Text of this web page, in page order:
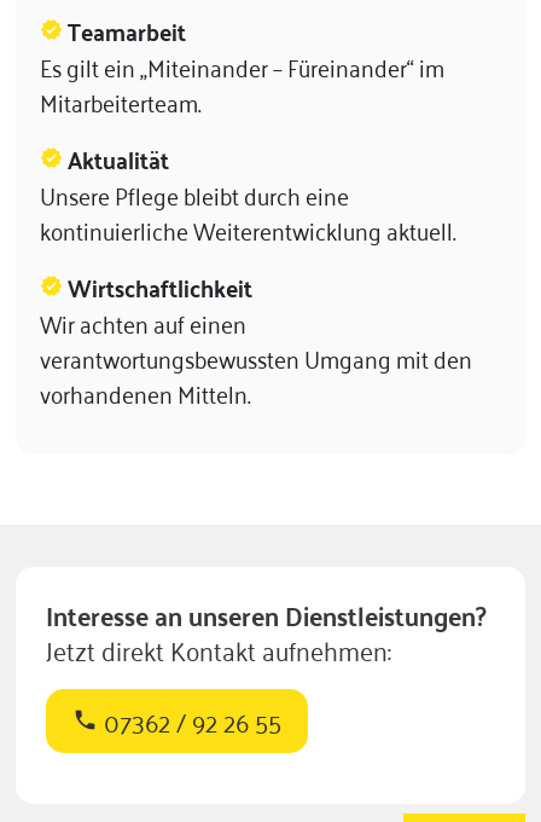
verified Teamarbeit
Es gilt ein „Miteinander – Füreinander“ im
Mitarbeiterteam.
verified Aktualität
Unsere Pflege bleibt durch eine
kontinuierliche Weiterentwicklung aktuell.
verified Wirtschaftlichkeit
Wir achten auf einen
verantwortungsbewussten Umgang mit den
vorhandenen Mitteln.
Interesse an unseren Dienstleistungen?
Jetzt direkt Kontakt aufnehmen:
phone 07362 / 92 26 55